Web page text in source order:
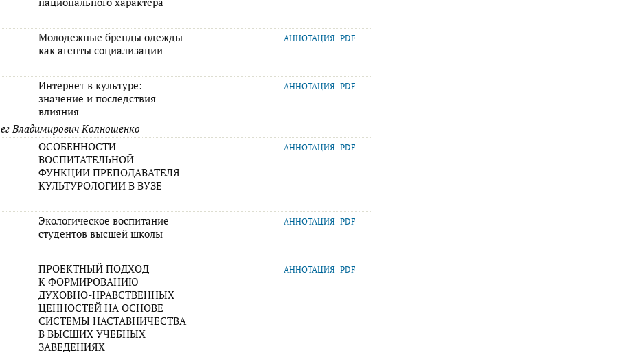
национального характера
Молодежные бренды одежды
как агенты социализации
АННОТАЦИЯ PDF
Интернет в культуре:
значение и последствия
влияния
АННОТАЦИЯ PDF
Владимирович Колношенко
ОСОБЕННОСТИ
ВОСПИТАТЕЛЬНОЙ
ФУНКЦИИ ПРЕПОДАВАТЕЛЯ
КУЛЬТУРОЛОГИИ В ВУЗЕ
АННОТАЦИЯ PDF
Экологическое воспитание
студентов высшей школы
АННОТАЦИЯ PDF
ПРОЕКТНЫЙ ПОДХОД
К ФОРМИРОВАНИЮ
ДУХОВНО-НРАВСТВЕННЫХ
ЦЕННОСТЕЙ НА ОСНОВЕ
СИСТЕМЫ НАСТАВНИЧЕСТВА
В ВЫСШИХ УЧЕБНЫХ
ЗАВЕДЕНИЯХ
АННОТАЦИЯ PDF